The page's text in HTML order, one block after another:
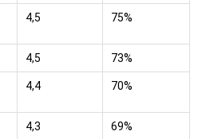
4,5 75%
4,5 73%
4,4 70%
4,3 69%